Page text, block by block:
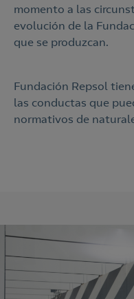
momento a las
evolución de la
que se produzcan.
Fundación Repsol
las conductas que
normativos de